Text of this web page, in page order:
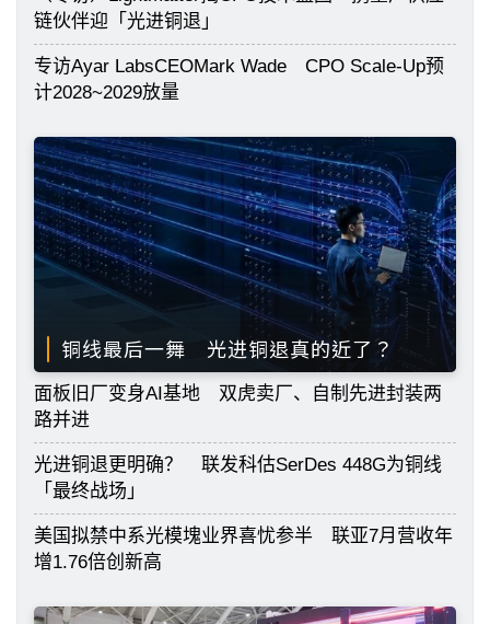
链伙伴迎「光进铜退」
专访Ayar LabsCEOMark Wade CPO Scale-Up预
计2028~2029放量
铜线最后一舞 光进铜退真的近了？
面板旧厂变身AI基地 双虎卖厂、自制先进封装两
路并进
光进铜退更明确？ 联发科估SerDes 448G为铜线
「最终战场」
美国拟禁中系光模塊业界喜忧参半 联亚7月营收年
增1.76倍创新高